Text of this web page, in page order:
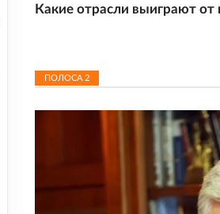
Какие отрасли выиграют
ПОЛОСА 2